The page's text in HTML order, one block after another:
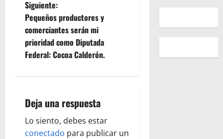
e
g
a
i
ó
Siguiente:
Pequeños productores y
comerciantes serán mi
prioridad como Diputada
Federal: Cocoa Calderón.
Deja una respuesta
Lo siento, debes estar
conectado para publicar un